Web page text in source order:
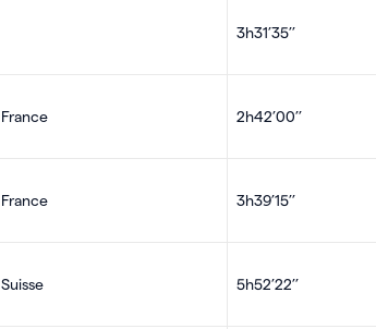
3h31’35’’
France 2h42’00’’
France 3h39’15’’
Suisse 5h52’22’’